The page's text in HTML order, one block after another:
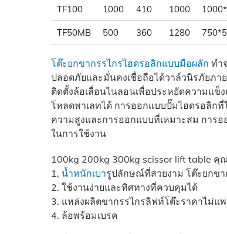
TF100 1000 410 1000
TF50MB 500 360 1280
โต๊ะยกขากรรไกรไฮดรอลิกแบบมือผลัก ทำ
ปลอดภัยและมั่นคงเชื่อถือได้วาล์วนิรภัยภา
ติดตั้งล้อเลื่อนไนลอนเพื่อประหยัดความแ
โหลดพาเลทได้ การออกแบบปั๊มไฮดรอลิก
ความสูงและการออกแบบที่เหมาะสม การ
ในการใช้งาน
100kg 200kg 300kg scissor lift table คุ
1, น้ำหนักเบารูปลักษณ์ที่สวยงาม โต๊ะยกขา
2. ใช้งานง่ายและทิศทางที่ควบคุมได้
3. แหล่งผลิตขากรรไกรลิฟท์โต๊ะราคาไม่แพ
4. ล้อพร้อมเบรค